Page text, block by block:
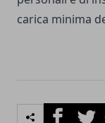
carica minima
Facebook